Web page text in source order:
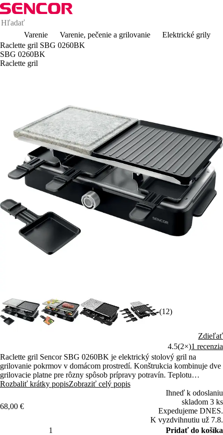
Varenie Varenie, pečenie a grilovanie
Elektrické grily
Raclette gril SBG 0260BK
SBG 0260BK
Raclette gril
(12)
Zdieľať
4.5(2×)1 recenzia
Raclette gril Sencor SBG 0260BK je elektrický stolový gril na
grilovanie pokrmov v domácom prostredí. Konštrukcia kombinuje dve
grilovacie platne pre rôzny spôsob prípravy potravín. Teplotu
nastavujete otočným termostatom.
Rozbaliť krátky popisZobraziť celý popis
68,00 €
Ihneď k odoslaniu
skladom 3 ks
Expedujeme DNES.
K vyzdvihnutiu už 7.8.
Pridať do košíka